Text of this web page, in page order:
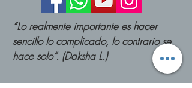
“Lo realmente importante es hacer
sencillo lo complicado, lo contrario se
hace solo”. (Daksha L.)